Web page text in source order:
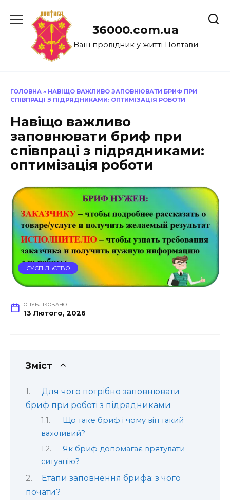
до
36000.com.ua
Ваш провідник у житті Полтави
ГОЛОВНА » НАВІЩО ВАЖЛИВО ЗАПОВНЮВАТИ БРИФ ПРИ
СПІВПРАЦІ З ПІДРЯДНИКАМИ: ОПТИМІЗАЦІЯ РОБОТИ
Навіщо важливо
заповнювати бриф при
співпраці з підрядниками:
оптимізація роботи
СУСПІЛЬСТВО
ОПУБЛІКОВАНО
13 Лютого, 2026
Зміст
Для чого потрібно заповнювати
бриф при роботі з підрядниками
Що таке бриф і чому він такий
важливий?
Як бриф допомагає врятувати
ситуацію?
Етапи заповнення брифа: з чого
почати?